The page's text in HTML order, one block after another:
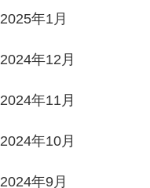
2025年1月
2024年12月
2024年11月
2024年10月
2024年9月